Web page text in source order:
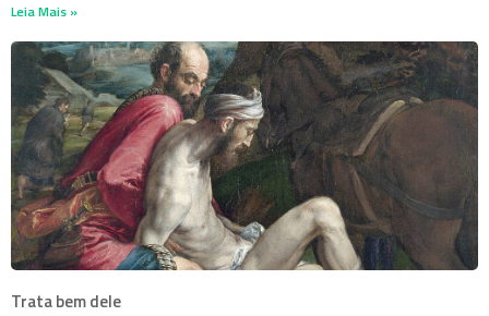
Leia Mais »
Trata bem dele